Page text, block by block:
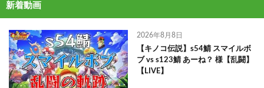
新着動画
2026年8月8日
【キノコ伝説】s54鯖 スマイルボ
ブ vs s123鯖 あーね？ 様【乱闘】
【LIVE】